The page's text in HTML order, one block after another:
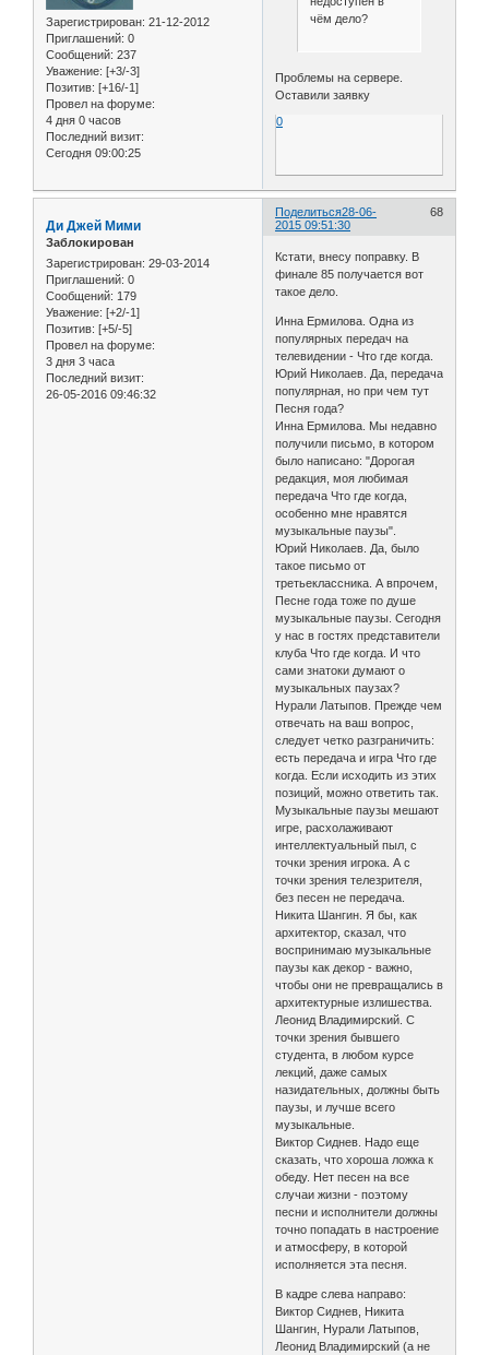
Зарегистрирован: 21-12-2012
Приглашений: 0
Сообщений: 237
Уважение: [+3/-3]
Позитив: [+16/-1]
Провел на форуме:
4 дня 0 часов
Последний визит:
Сегодня 09:00:25
чём дело?
Проблемы на сервере.
Оставили заявку
0
Поделиться 68
28-06-
2015 09:51:30
Ди Джей Мими
Заблокирован
Зарегистрирован: 29-03-2014
Приглашений: 0
Сообщений: 179
Уважение: [+2/-1]
Позитив: [+5/-5]
Провел на форуме:
3 дня 3 часа
Последний визит:
26-05-2016 09:46:32
Кстати, внесу поправку. В
финале 85 получается вот
такое дело.
Инна Ермилова. Одна из
популярных передач на
телевидении - Что где когда.
Юрий Николаев. Да, передача
популярная, но при чем тут
Песня года?
Инна Ермилова. Мы недавно
получили письмо, в котором
было написано: "Дорогая
редакция, моя любимая
передача Что где когда,
особенно мне нравятся
музыкальные паузы".
Юрий Николаев. Да, было
такое письмо от
третьеклассника. А впрочем,
Песне года тоже по душе
музыкальные паузы. Сегодня
у нас в гостях представители
клуба Что где когда. И что
сами знатоки думают о
музыкальных паузах?
Нурали Латыпов. Прежде чем
отвечать на ваш вопрос,
следует четко разграничить:
есть передача и игра Что где
когда. Если исходить из этих
позиций, можно ответить так.
Музыкальные паузы мешают
игре, расхолаживают
интеллектуальный пыл, с
точки зрения игрока. А с
точки зрения телезрителя,
без песен не передача.
Никита Шангин. Я бы, как
архитектор, сказал, что
воспринимаю музыкальные
паузы как декор - важно,
чтобы они не превращались в
архитектурные излишества.
Леонид Владимирский. С
точки зрения бывшего
студента, в любом курсе
лекций, даже самых
назидательных, должны быть
паузы, и лучше всего
музыкальные.
Виктор Сиднев. Надо еще
сказать, что хороша ложка к
обеду. Нет песен на все
случаи жизни - поэтому
песни и исполнители должны
точно попадать в настроение
и атмосферу, в которой
исполняется эта песня.
В кадре слева направо:
Виктор Сиднев, Никита
Шангин, Нурали Латыпов,
Леонид Владимирский (а не